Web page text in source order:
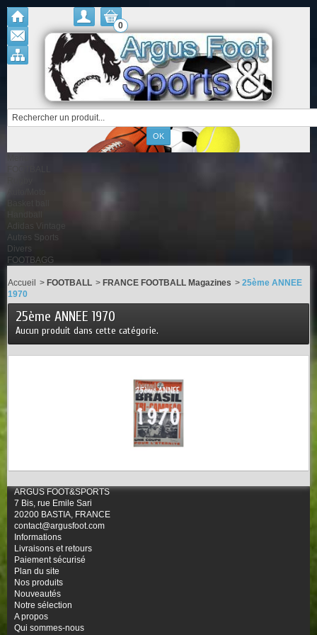
0
Adidas Vintage
Autres Sports
Divers
FOOTBAGG
Accueil > FOOTBALL > FRANCE FOOTBALL Magazines > 25ème ANNEE
1970
25ème ANNEE 1970
Aucun produit dans cette catégorie.
ARGUS FOOT&SPORTS
7 Bis, rue Emile Sari
20200 BASTIA, FRANCE
contact@argusfoot.com
Informations
Livraisons et retours
Paiement sécurisé
Plan du site
Nos produits
Nouveautés
Notre sélection
A propos
Qui sommes-nous